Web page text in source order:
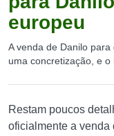
europeu
A venda de Danilo
uma concretização, e
Restam poucos
oficialmente a venda